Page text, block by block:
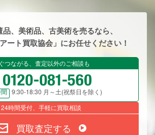
、美術品、古美術を売るなら、
ート買取協会」にお任せください！
つながる、査定以外のご相談も
9:30-18:30 月～土(祝祭日を除く)
24時間受付、手軽に買取相談
買取査定する